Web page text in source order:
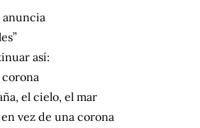
así:
corona
el cielo, el mar
vez de una corona